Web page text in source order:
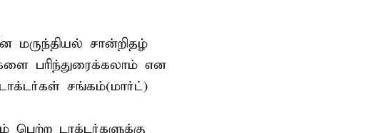
மருந்தியல் சான்றிதழ்
பரிந்துரைக்கலாம் என
டாக்டர்கள் சங்கம்(மார்ட்)
பெற்ற டாக்டர்களுக்கு